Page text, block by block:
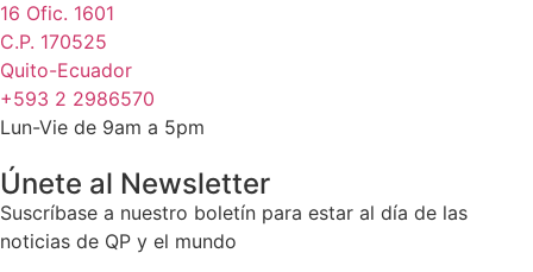
16 Ofic. 1601
C.P. 170525
Quito-Ecuador
+593 2 2986570
Lun-Vie de 9am a 5pm
Únete al Newsletter
Suscríbase a nuestro boletín para estar al día de las
noticias de QP y el mundo